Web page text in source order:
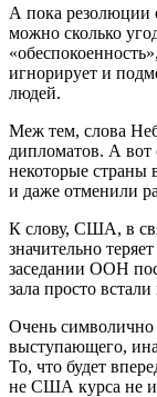
А пока резолюции
можно сколько
игнорирует и
людей.
Меж тем, слова
дипломатов. А
некоторые страны
и даже отменили
К слову, США, в
значительно
заседании ООН
зала просто
Очень символично
выступающего,
То, что будет
не США курса не